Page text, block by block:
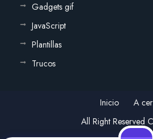
Gadgets gif
JavaScript
Plantillas
Trucos
Inicio
A
All Right Reserved